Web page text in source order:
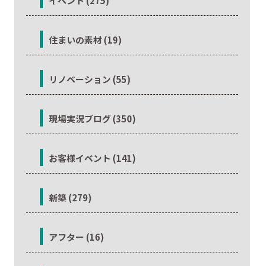
住まいの素材 (19)
リノベーション (55)
現場実況ブログ (350)
お客様イベント (141)
新築 (279)
アフター (16)